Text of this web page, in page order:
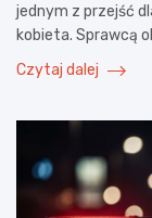
jednym z przejść
kobieta. Sprawcą
Czytaj dalej